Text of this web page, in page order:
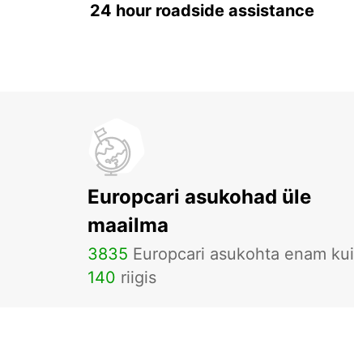
24 hour roadside assistance
Europcari asukohad üle
maailma
3835 Europcari asukohta enam kui
140 riigis